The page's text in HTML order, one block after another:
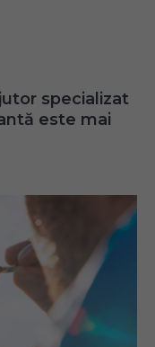
specializat
este mai